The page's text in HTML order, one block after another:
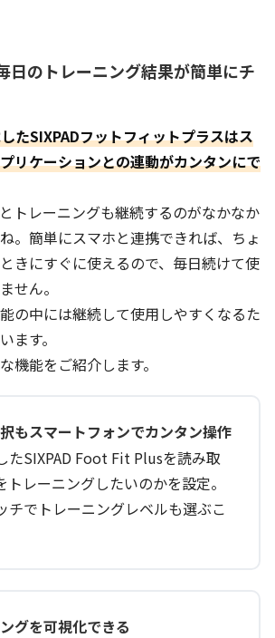
日のトレーニング結果が簡単にチ
SIXPADフットフィットプラスはス
リケーションとの連動がカンタンにで
トレーニングも継続するのがなかなか
。簡単にスマホと連携できれば、ちょ
きにすぐに使えるので、毎日続けて使
せん。
の中には継続して使用しやすくなるた
ます。
機能をご紹介します。
もスマートフォンでカンタン操作
たSIXPAD Foot Fit Plusを読み取
トレーニングしたいのかを設定。
チでトレーニングレベルも選ぶこ
グを可視化できる